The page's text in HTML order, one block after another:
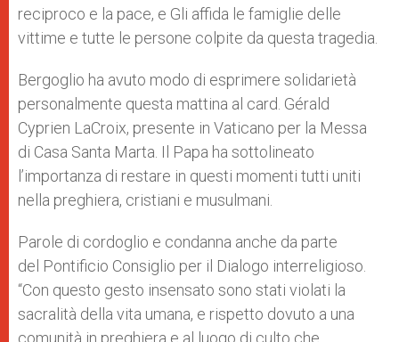
reciproco e la pace, e Gli affida le famiglie delle
vittime e tutte le persone colpite da questa tragedia.
Bergoglio ha avuto modo di esprimere solidarietà
personalmente questa mattina al card. Gérald
Cyprien LaCroix, presente in Vaticano per la Messa
di Casa Santa Marta. Il Papa ha sottolineato
l’importanza di restare in questi momenti tutti uniti
nella preghiera, cristiani e musulmani.
Parole di cordoglio e condanna anche da parte
del Pontificio Consiglio per il Dialogo interreligioso.
“Con questo gesto insensato sono stati violati la
sacralità della vita umana, e rispetto dovuto a una
comunità in preghiera e al luogo di culto che